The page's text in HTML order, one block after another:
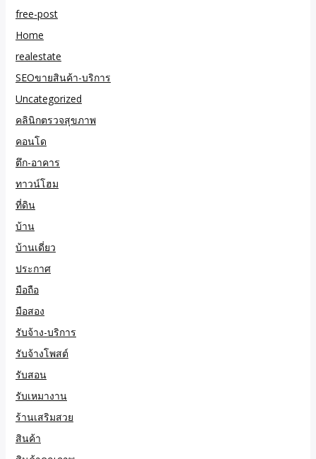
free-post
Home
realestate
SEOขายสินค้า-บริการ
Uncategorized
คลินิกตรวจสุขภาพ
คอนโด
ตึก-อาคาร
ทาวน์โฮม
ที่ดิน
บ้าน
บ้านเดี่ยว
ประกาศ
มือถือ
มือสอง
รับจ้าง-บริการ
รับจ้างโพสต์
รับสอน
รับเหมางาน
ร้านเสริมสวย
สินค้า